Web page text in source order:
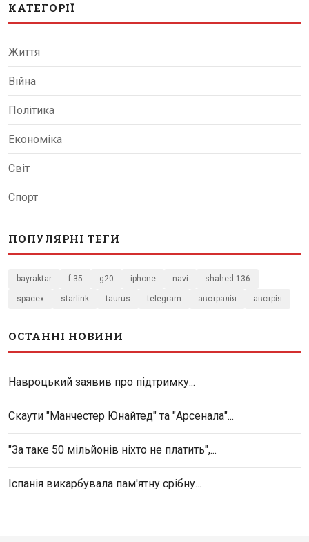
КАТЕГОРІЇ
Життя
Війна
Політика
Економіка
Світ
Спорт
ПОПУЛЯРНІ ТЕГИ
bayraktar f-35 g20 iphone navi shahed-136
spacex starlink taurus telegram австралія австрія
ОСТАННІ НОВИНИ
Навроцький заявив про підтримку...
Скаути "Манчестер Юнайтед" та "Арсенала"...
"За таке 50 мільйонів ніхто не платить",...
Іспанія викарбувала пам'ятну срібну...